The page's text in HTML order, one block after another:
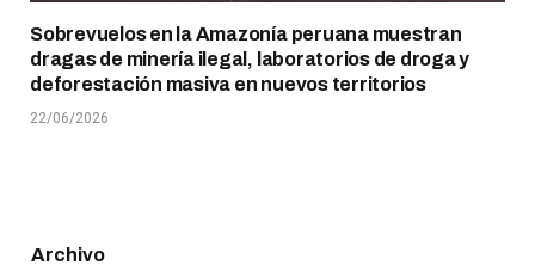
Sobrevuelos en la Amazonía peruana muestran
dragas de minería ilegal, laboratorios de droga y
deforestación masiva en nuevos territorios
22/06/2026
Archivo